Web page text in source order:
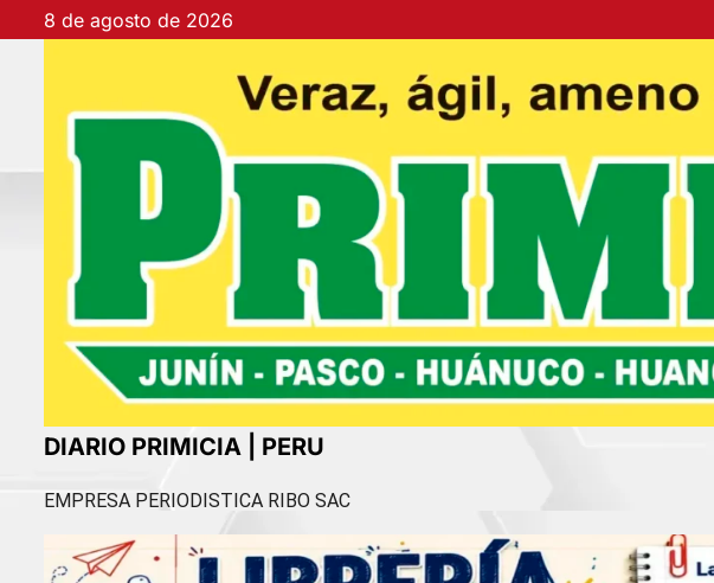
al
8 de agosto de 2026
DIARIO PRIMICIA | PERU
EMPRESA PERIODISTICA RIBO SAC